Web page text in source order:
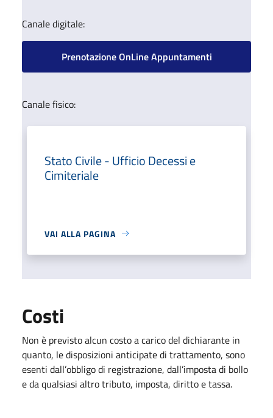
Canale digitale:
Prenotazione OnLine Appuntamenti
Canale fisico:
Stato Civile - Ufficio Decessi e
Cimiteriale
VAI ALLA PAGINA
Costi
Non è previsto alcun costo a carico del dichiarante in
quanto, le disposizioni anticipate di trattamento, sono
esenti dall’obbligo di registrazione, dall’imposta di bollo
e da qualsiasi altro tributo, imposta, diritto e tassa.